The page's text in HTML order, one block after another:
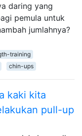
daring yang
pemula untuk
jumlahnya?
training
chin-ups
kaki kita
pull-up